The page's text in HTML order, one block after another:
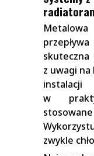
z uwagi na
w
zwykle